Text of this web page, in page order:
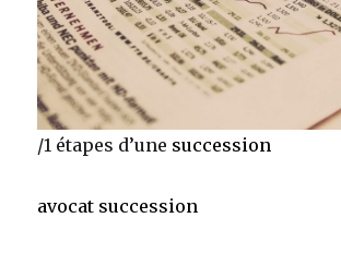
/1 étapes d’une succession
avocat succession